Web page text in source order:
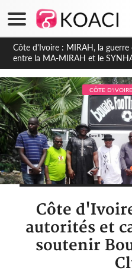
Côte d'Ivoire : Indépendance
environnement démocratique
CÔTE D'IVOIRE
Côte
autorités et
soutenir